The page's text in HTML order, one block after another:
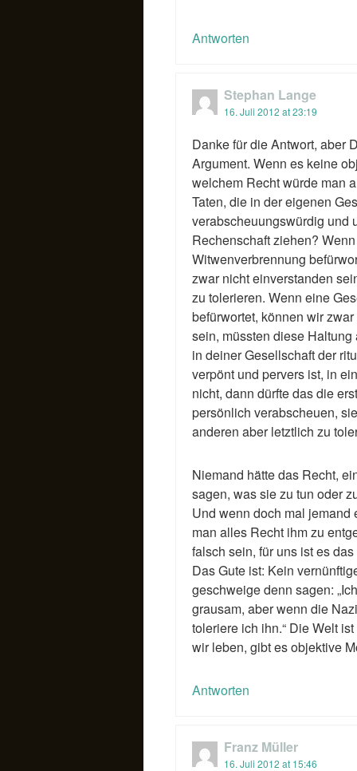
Antworten
Stephan Lange
16. Juli 2012 at 23:19
Danke für die Antwort, aber
Argument. Wenn es keine
welchem Recht würde man
Taten, die in der eigenen
verabscheuungswürdig und
Rechenschaft ziehen?
Witwenverbrennung
zwar nicht einverstanden
zu tolerieren. Wenn eine
befürwortet, können wir
sein, müssten diese
in deiner Gesellschaft der
verpönt und pervers ist, in
nicht, dann dürfte das die
persönlich verabscheuen,
anderen aber letztlich zu
Niemand hätte das Recht,
sagen, was sie zu tun oder
Und wenn doch mal jemand
man alles Recht ihm zu
falsch sein, für uns ist es
Das Gute ist: Kein
geschweige denn sagen:
grausam, aber wenn die
toleriere ich ihn.“ Die Welt
wir leben, gibt es objektive
Antworten
Franz Müller
16. Juli 2012 at 15:46